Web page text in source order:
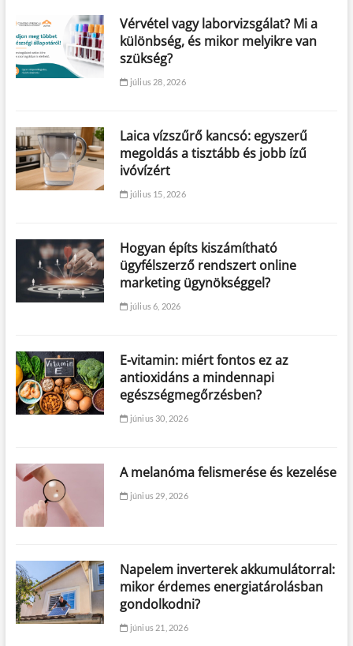
Vérvétel vagy laborvizsgálat? Mi a
különbség, és mikor melyikre van
szükség?
július 28, 2026
Laica vízszűrő kancsó: egyszerű
megoldás a tisztább és jobb ízű
ivóvízért
július 15, 2026
Hogyan építs kiszámítható
ügyfélszerző rendszert online
marketing ügynökséggel?
július 6, 2026
E-vitamin: miért fontos ez az
antioxidáns a mindennapi
egészségmegőrzésben?
június 30, 2026
A melanóma felismerése és kezelése
június 29, 2026
Napelem inverterek akkumulátorral:
mikor érdemes energiatárolásban
gondolkodni?
június 21, 2026